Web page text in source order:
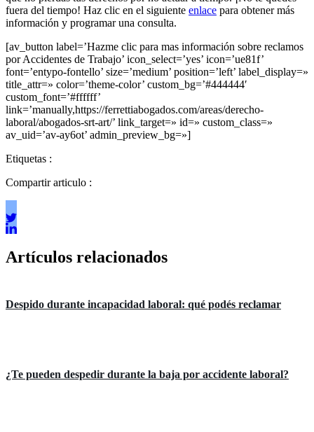
fuera del tiempo! Haz clic en el siguiente enlace para obtener más
información y programar una consulta.
[av_button label=’Hazme clic para mas información sobre reclamos
por Accidentes de Trabajo’ icon_select=’yes’ icon=’ue81f’
font=’entypo-fontello’ size=’medium’ position=’left’ label_display=»
title_attr=» color=’theme-color’ custom_bg=’#444444′
custom_font=’#ffffff’
link=’manually,https://ferrettiabogados.com/areas/derecho-
laboral/abogados-srt-art/’ link_target=» id=» custom_class=»
av_uid=’av-ay6ot’ admin_preview_bg=»]
Etiquetas :
Compartir articulo :
Artículos relacionados
Despido durante incapacidad laboral: qué podés reclamar
¿Te pueden despedir durante la baja por accidente laboral?